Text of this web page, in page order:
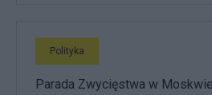
Polityka
Parada Zwycięstwa w